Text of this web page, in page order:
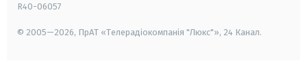
R40-06057
© 2005—2026, ПрАТ «Телерадіокомпанія "Люкс"», 24 Канал.